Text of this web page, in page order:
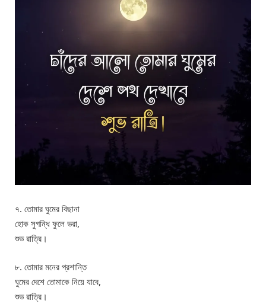
৭. তোমার ঘুমের বিছানা
হোক সুগন্ধি ফুলে ভরা,
শুভ রাত্রি।
৮. তোমার মনের প্রশান্তি
ঘুমের দেশে তোমাকে নিয়ে যাবে,
শুভ রাত্রি।